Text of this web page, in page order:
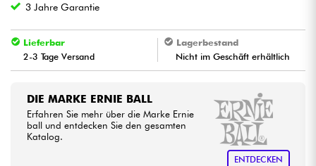
Violinen & Quartett
Kinder
Kabel & Zubehöre
3 Jahre Garantie
Lieferbar
2-3 Tage Versand
Lagerbestand
Nicht im Geschäft erhältlich
DIE MARKE ERNIE BALL
Erfahren Sie mehr über die Marke Ernie
ball und entdecken Sie den gesamten
Katalog.
ENTDECKEN